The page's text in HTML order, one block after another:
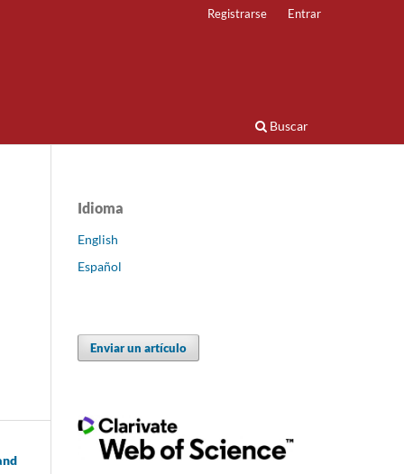
Buscar
Registrarse Entrar
Idioma
English
Español
Enviar un artículo